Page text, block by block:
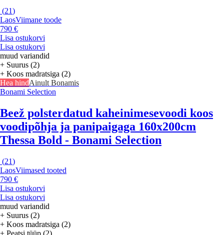
(21)
LaosViimane toode
790 €
Lisa ostukorvi
Lisa ostukorvi
muud variandid
+ Suurus (2)
+ Koos madratsiga (2)
Hea hindAinult Bonamis
Bonami Selection
Beež polsterdatud kaheinimesevoodi koos
voodipõhja ja panipaigaga 160x200cm
Thessa Bold - Bonami Selection
(21)
LaosViimased tooted
790 €
Lisa ostukorvi
Lisa ostukorvi
muud variandid
+ Suurus (2)
+ Koos madratsiga (2)